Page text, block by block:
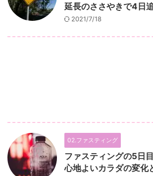
延長のささやきで4日
2021/7/18
02.ファスティング
ファスティングの5日
心地よいカラダの変化